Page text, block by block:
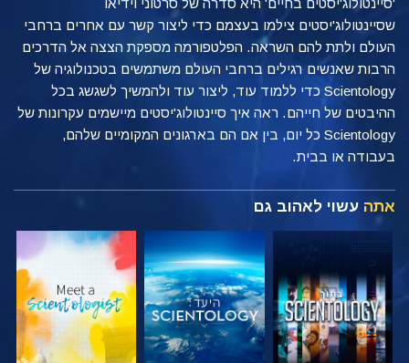
שסיינטולוג'יסטים צילמו בעצמם כדי ליצור קשר עם אחרים ברחבי
העולם ולתת להם השראה. הפלטפורמה מספקת הצצה אל הדרכים
הרבות שאנשים רגילים ברחבי העולם משתמשים בטכנולוגיה של
Scientology כדי ללמוד עוד, ליצור עוד ולהמשיך לשגשג בכל
ההיבטים של חייהם. ראה איך סיינטולוג'יסטים מיישמים עקרונות של
Scientology כל יום, בין אם הם בארגונים המקומיים שלהם,
בעבודה או בבית.
אתה עשוי לאהוב גם